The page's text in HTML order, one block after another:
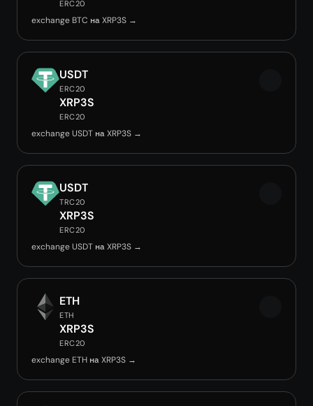
ERC20
exchange BTC на XRP3S →
USDT
ERC20
XRP3S
ERC20
exchange USDT на XRP3S →
USDT
TRC20
XRP3S
ERC20
exchange USDT на XRP3S →
ETH
ETH
XRP3S
ERC20
exchange ETH на XRP3S →